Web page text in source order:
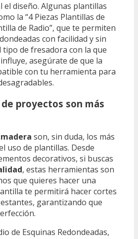
el diseño. Algunas plantillas
la “4 Piezas Plantillas de
de Radio”, que te permiten
con facilidad y sin
tipo de fresadora con la que
asegúrate de que la
con tu herramienta para
proyectos son más
madera son, sin duda, los más
uso de plantillas. Desde
decorativos, si buscas
, estas herramientas son
que quieres hacer una
te permitirá hacer cortes
garantizando que
de Esquinas Redondeadas,